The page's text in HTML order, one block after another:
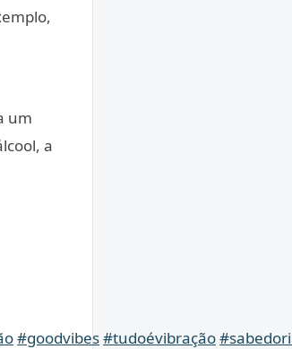
um
a
#goodvibes#tudoévibração